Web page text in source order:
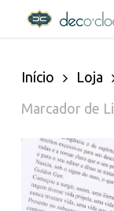
decoclock.pt
main
content
Início Loja
Marcador de